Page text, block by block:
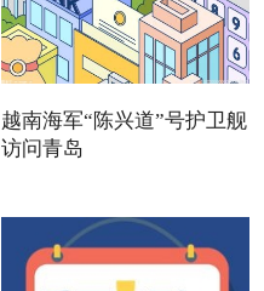
越南海军“陈兴道”号护卫舰
访问青岛